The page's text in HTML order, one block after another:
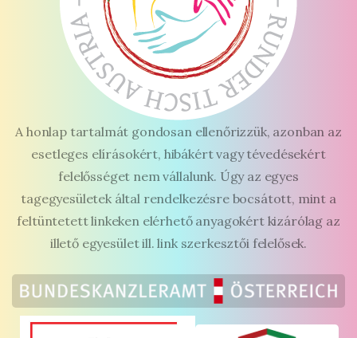
A honlap tartalmát gondosan ellenőrizzük, azonban az
esetleges elírásokért, hibákért vagy tévedésekért
felelősséget nem vállalunk. Úgy az egyes
tagegyesületek által rendelkezésre bocsátott, mint a
feltüntetett linkeken elérhető anyagokért kizárólag az
illető egyesület ill. link szerkesztői felelősek.